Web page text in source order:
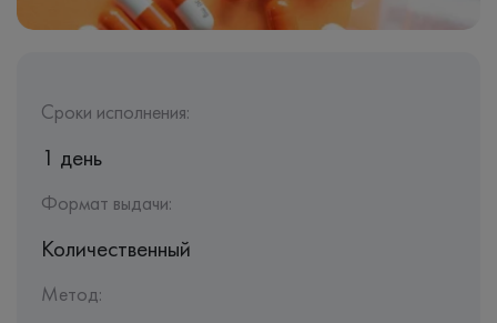
Сроки исполнения:
1 день
Формат выдачи:
Количественный
Метод: